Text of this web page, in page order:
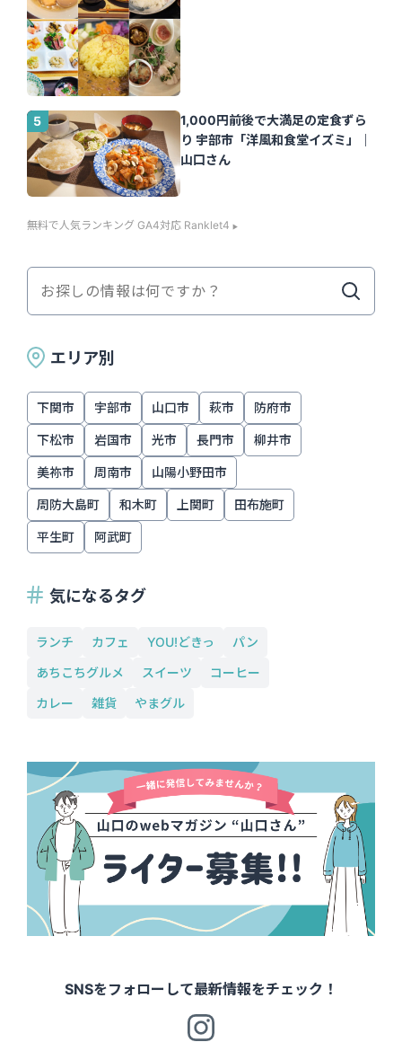
1,000円前後で大満足の定食ずら
り 宇部市「洋風和食堂イズミ」｜
山口さん
無料で人気ランキング GA4対応 Ranklet4
エリア別
下関市 宇部市 山口市 萩市 防府市
下松市 岩国市 光市 長門市 柳井市
美祢市 周南市 山陽小野田市
周防大島町 和木町 上関町 田布施町
平生町 阿武町
気になるタグ
ランチ カフェ YOU!どきっ
パン
あちこちグルメ
スイーツ
コーヒー
カレー
雑貨 やまグル
SNSをフォローして最新情報をチェック！